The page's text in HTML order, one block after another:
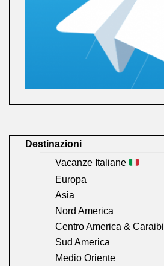
Destinazioni
Vacanze Italiane
Europa
Asia
Nord America
Centro America & Caraibi
Sud America
Medio Oriente